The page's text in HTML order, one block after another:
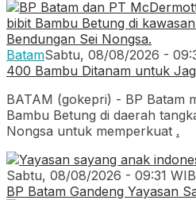
BatamSabtu, 08/08/2026 -
400 Bambu Ditanam untuk
BATAM (gokepri) - BP Batam
Bambu Betung di daerah
Nongsa untuk memperkuat .
Sabtu, 08/08/2026 - 09:31 WIB
BP Batam Gandeng Yayasan